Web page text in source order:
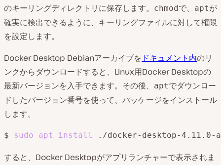
のキーリングディレクトリに保存します。 chmod で、 aptが
確実に検出できるように、キーリングファイルに対して権限
を設定します。
Docker Desktop Debianアーカイブを ドキュメント内のリ
ンクからダウンロードすると、Linux用Docker Desktopの
最新バージョンを入手できます。その後、
aptでダウンロー
ドしたバージョン番号を使って、パッケージをインストール
します。
$ sudo apt install
すると、Docker Desktopがアプリランチャーで表示されま